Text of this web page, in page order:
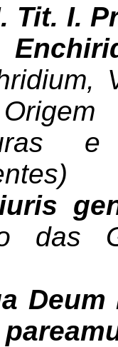
Tit. I.
das